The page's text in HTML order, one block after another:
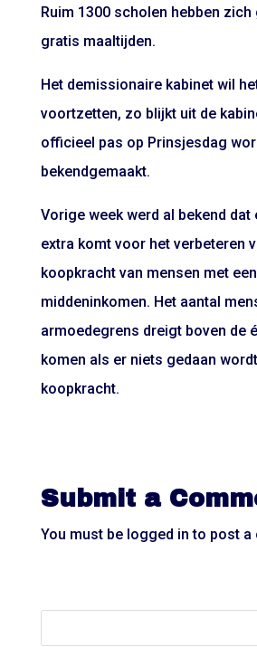
Ruim 1300 scholen hebben
gratis maaltijden.
Het demissionaire kabinet wil
voortzetten, zo blijkt uit de
officieel pas op Prinsjesdag
bekendgemaakt.
Vorige week werd al bekend dat
extra komt voor het verbeteren
koopkracht van mensen met
middeninkomen. Het aantal
armoedegrens dreigt boven de
komen als er niets gedaan
koopkracht.
Submit a
You must be logged in to post a